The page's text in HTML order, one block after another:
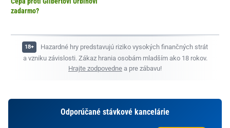
zadarmo?
Hazardné hry predstavujú riziko vysokých finančných strát
a vzniku závislosti. Zákaz hrania osobám mladším ako 18 rokov.
Hrajte zodpovedne a pre zábavu!
Odporúčané stávkové kancelárie